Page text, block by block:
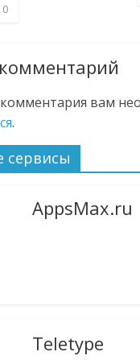
0
вам
.
сервисы
AppsMax.ru
Teletype